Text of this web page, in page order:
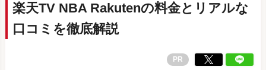
楽天TV NBA Rakutenの料金とリアルな
口コミを徹底解説
PR